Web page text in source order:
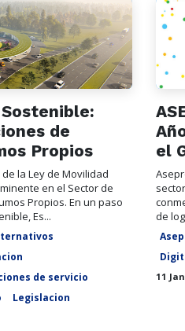
de
Propios
la Ley de Movilidad
en el Sector de
Propios. En un paso
Es...
de servicio
Legislacion
el
de
11